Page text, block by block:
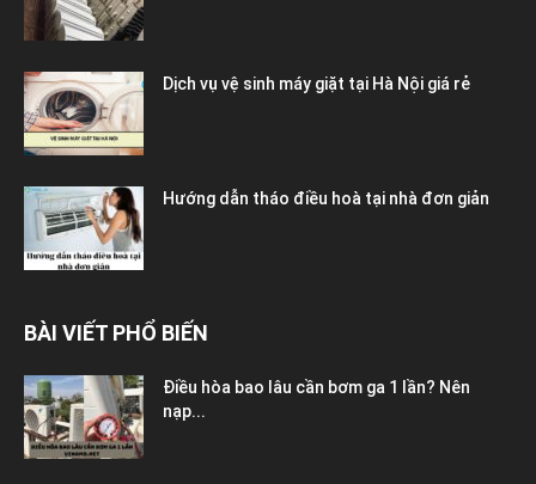
Dịch vụ vệ sinh máy giặt tại Hà Nội giá rẻ
Hướng dẫn tháo điều hoà tại nhà đơn giản
BÀI VIẾT PHỔ BIẾN
Điều hòa bao lâu cần bơm ga 1 lần? Nên
nạp...